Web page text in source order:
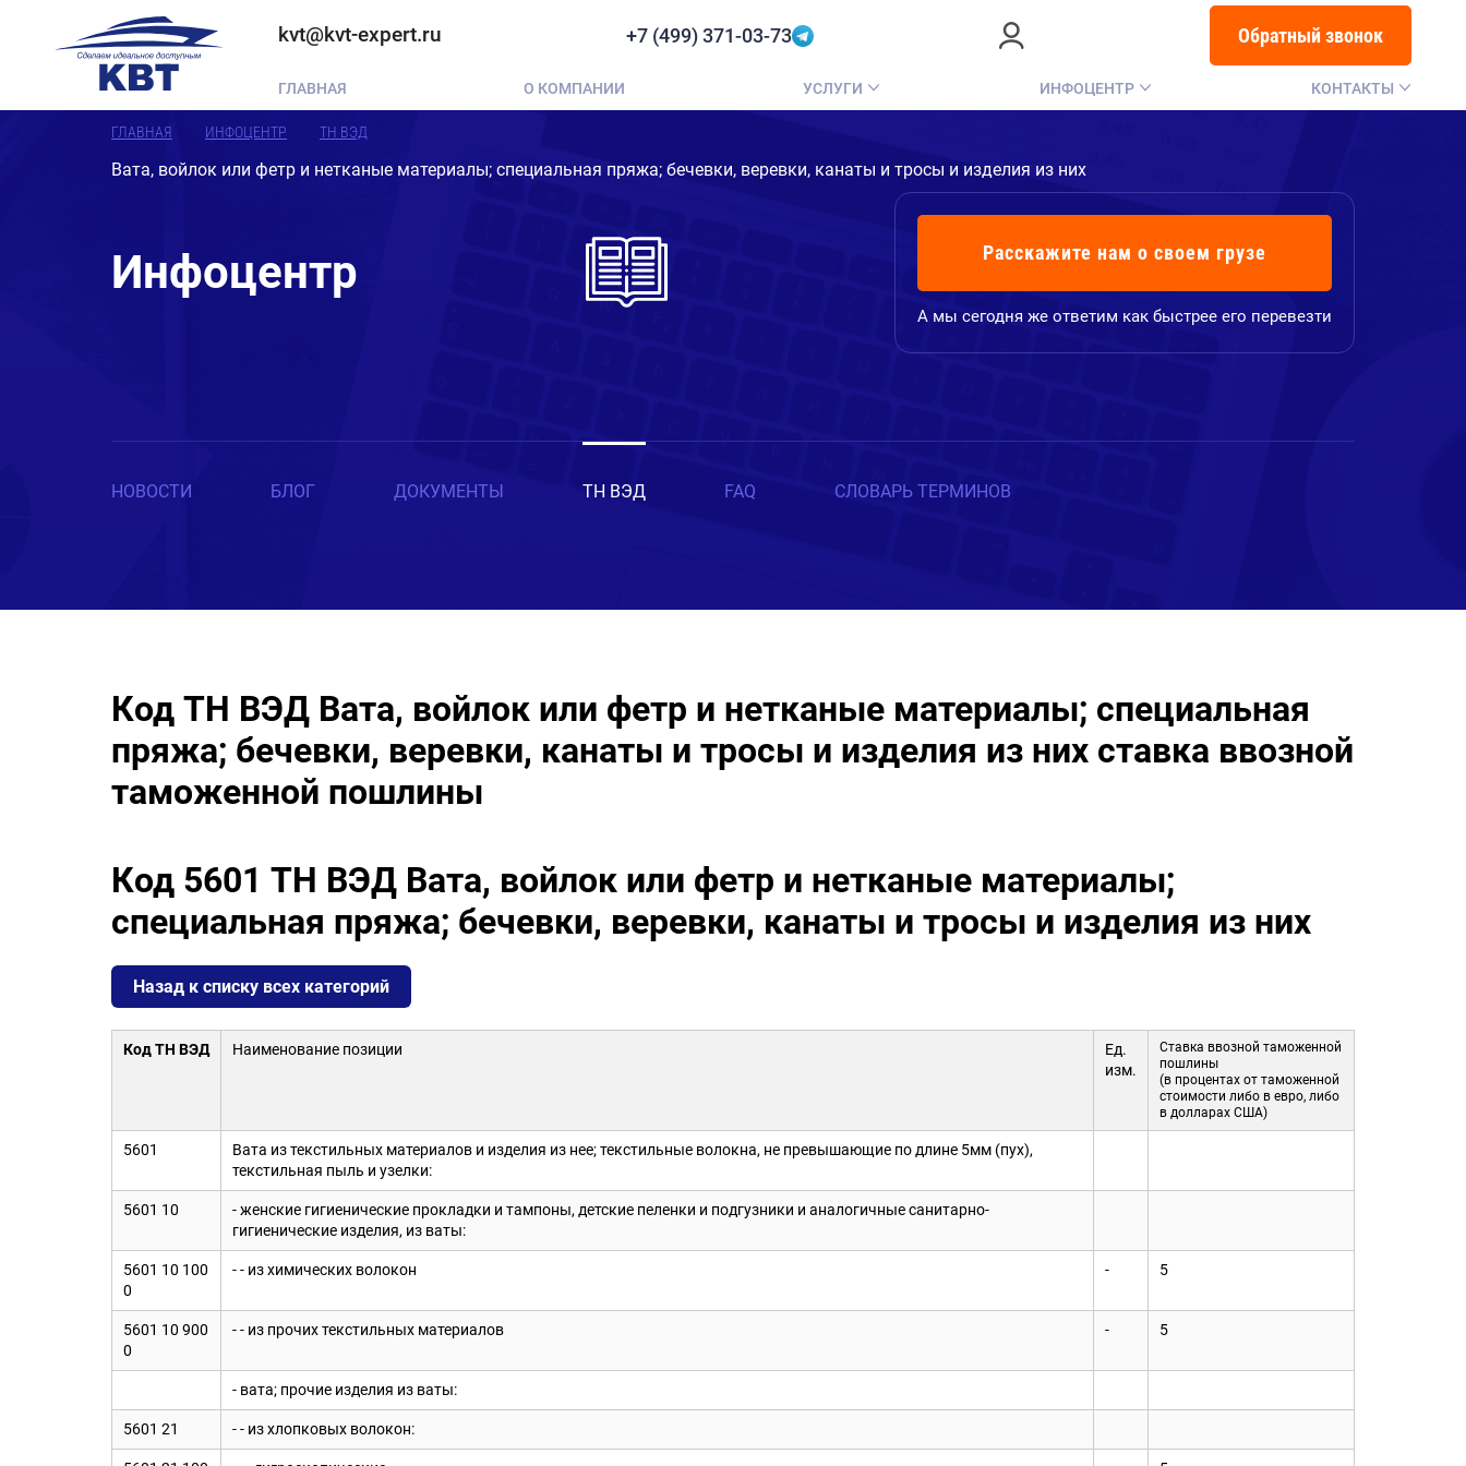
ГЛАВНАЯ О КОМПАНИИ УСЛУГИ ИНФОЦЕНТР КОНТАКТЫ
kvt@kvt-expert.ru +7 (499) 371-03-73 Обратный звонок
ГЛАВНАЯ ИНФОЦЕНТР ТН ВЭД
Вата, войлок или фетр и нетканые материалы; специальная пряжа; бечевки, веревки, канаты и тросы и изделия из них
Инфоцентр Расскажите нам о своем грузе
А мы сегодня же ответим как быстрее его перевезти
НОВОСТИ БЛОГ ДОКУМЕНТЫ ТН ВЭД FAQ СЛОВАРЬ ТЕРМИНОВ
Код ТН ВЭД Вата, войлок или фетр и нетканые материалы; специальная
пряжа; бечевки, веревки, канаты и тросы и изделия из них ставка ввозной
таможенной пошлины
Код 5601 ТН ВЭД Вата, войлок или фетр и нетканые материалы;
специальная пряжа; бечевки, веревки, канаты и тросы и изделия из них
Назад к списку всех категорий
Код ТН ВЭД Наименование позиции
Ед.
изм.
Ставка ввозной таможенной
пошлины
(в процентах от таможенной
стоимости либо в евро, либо
в долларах США)
5601
Вата из текстильных материалов и изделия из нее; текстильные волокна, не превышающие по длине 5мм (пух),
текстильная пыль и узелки:
5601 10
- женские гигиенические прокладки и тампоны, детские пеленки и подгузники и аналогичные санитарно-
гигиенические изделия, из ваты:
5601 10 100
0
- - из химических волокон - 5
5601 10 900
0
- - из прочих текстильных материалов - 5
- вата; прочие изделия из ваты:
5601 21 - - из хлопковых волокон: